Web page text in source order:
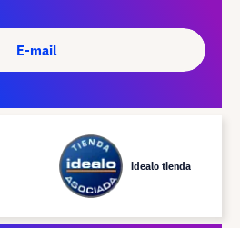
E-mail
idealo tienda